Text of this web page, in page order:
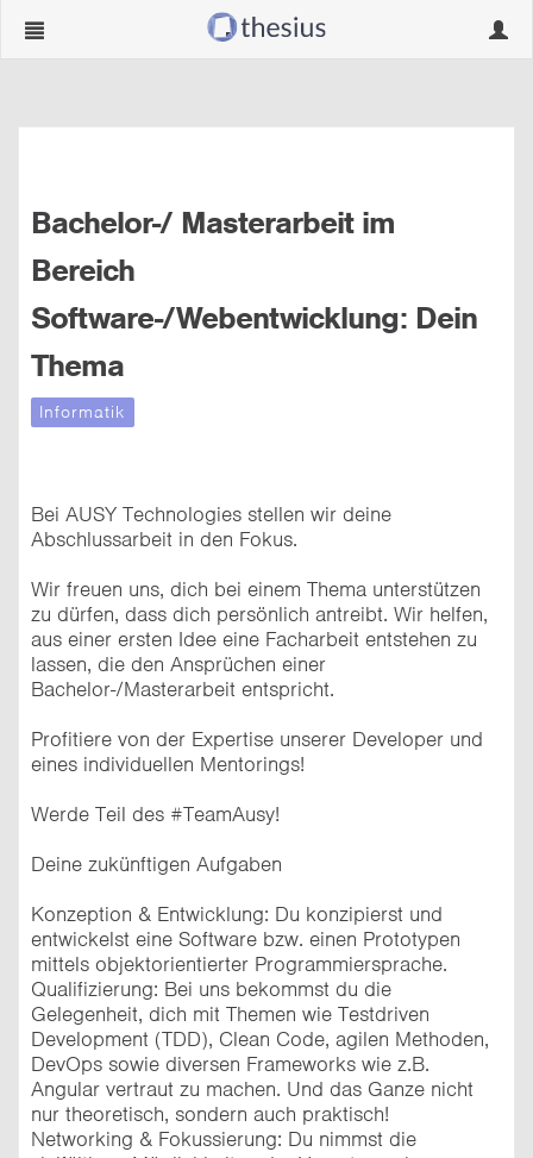
Navigation
Bachelor-/ Masterarbeit im
Bereich
Software-/Webentwicklung: Dein
Thema
Informatik
Bei AUSY Technologies stellen wir deine
Abschlussarbeit in den Fokus.
Wir freuen uns, dich bei einem Thema unterstützen
zu dürfen, dass dich persönlich antreibt. Wir helfen,
aus einer ersten Idee eine Facharbeit entstehen zu
lassen, die den Ansprüchen einer
Bachelor-/Masterarbeit entspricht.
Profitiere von der Expertise unserer Developer und
eines individuellen Mentorings!
Werde Teil des #TeamAusy!
Deine zukünftigen Aufgaben
Konzeption & Entwicklung: Du konzipierst und
entwickelst eine Software bzw. einen Prototypen
mittels objektorientierter Programmiersprache.
Qualifizierung: Bei uns bekommst du die
Gelegenheit, dich mit Themen wie Testdriven
Development (TDD), Clean Code, agilen Methoden,
DevOps sowie diversen Frameworks wie z.B.
Angular vertraut zu machen. Und das Ganze nicht
nur theoretisch, sondern auch praktisch!
Networking & Fokussierung: Du nimmst die